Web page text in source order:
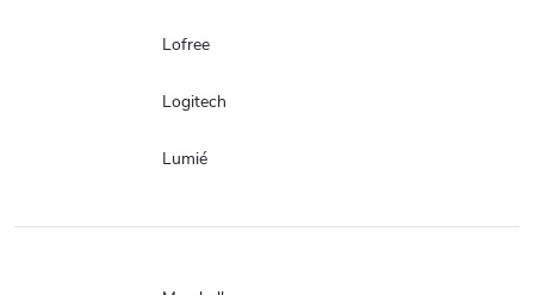
Lofree
Logitech
Lumié